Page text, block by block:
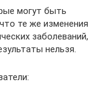
могут быть
те же изменения
заболеваний,
нельзя.